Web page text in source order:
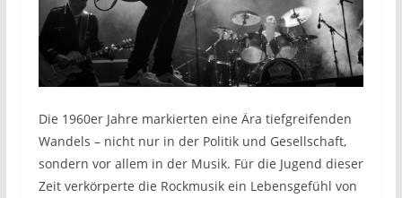
Die 1960er Jahre markierten eine Ära tiefgreifenden
Wandels – nicht nur in der Politik und Gesellschaft,
sondern vor allem in der Musik. Für die Jugend dieser
Zeit verkörperte die Rockmusik ein Lebensgefühl von